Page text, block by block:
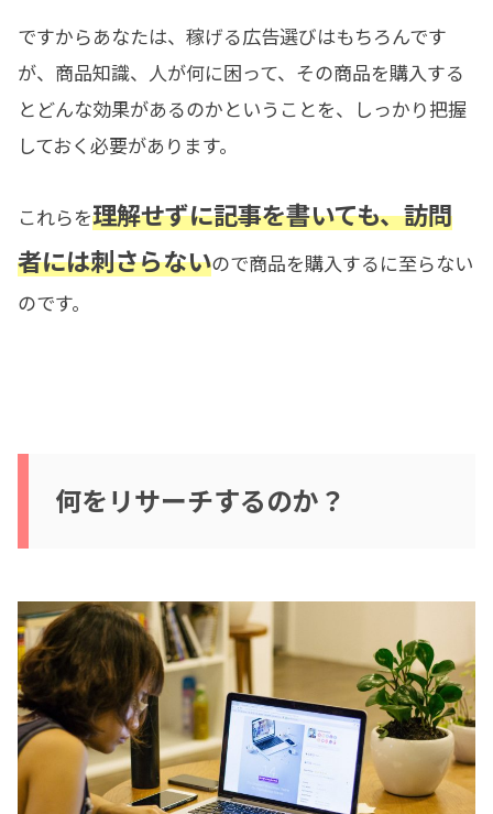
ですからあなたは、稼げる広告選びはもちろんです
が、商品知識、人が何に困って、その商品を購入する
とどんな効果があるのかということを、しっかり把握
しておく必要があります。
これらを理解せずに記事を書いても、訪問
者には刺さらないので商品を購入するに至らない
のです。
何をリサーチするのか？